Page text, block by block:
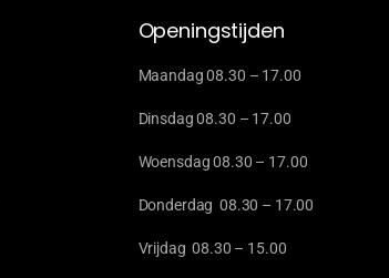
Openingstijden
Maandag 08.30 – 17.00
Dinsdag 08.30 – 17.00
Woensdag 08.30 – 17.00
Donderdag 08.30 – 17.00
Vrijdag 08.30 – 15.00